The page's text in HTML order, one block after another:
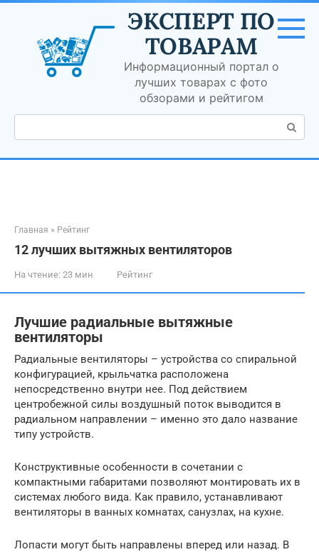
Перейти
контенту
ЭКСПЕРТ ПО
ТОВАРАМ
Информационный портал о
лучших товарах с фото
обзорами и рейтигом
Поиск:
Главная » Рейтинг
12 лучших вытяжных вентиляторов
На чтение: 23 мин Рейтинг
Лучшие радиальные вытяжные
вентиляторы
Радиальные вентиляторы – устройства со спиральной
конфигурацией, крыльчатка расположена
непосредственно внутри нее. Под действием
центробежной силы воздушный поток выводится в
радиальном направлении – именно это дало название
типу устройств.
Конструктивные особенности в сочетании с
компактными габаритами позволяют монтировать их в
системах любого вида. Как правило, устанавливают
вентиляторы в ванных комнатах, санузлах, на кухне.
Лопасти могут быть направлены вперед или назад. В